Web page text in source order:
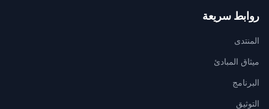
روابط سريعة
المنتدى
ميثاق المبادئ
البرنامج
التوثيق